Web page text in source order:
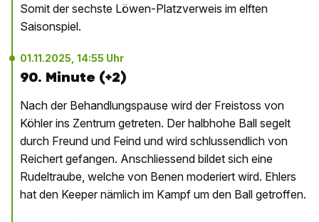
Somit der sechste Löwen-Platzverweis im elften
Saisonspiel.
01.11.2025, 14:55 Uhr
90. Minute (+2)
Nach der Behandlungspause wird der Freistoss von
Köhler ins Zentrum getreten. Der halbhohe Ball segelt
durch Freund und Feind und wird schlussendlich von
Reichert gefangen. Anschliessend bildet sich eine
Rudeltraube, welche von Benen moderiert wird. Ehlers
hat den Keeper nämlich im Kampf um den Ball getroffen.